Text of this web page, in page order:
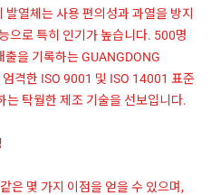
열체는 사용 편의성과 과열을 방지
으로 특히 인기가 높습니다. 500명
출을 기록하는 GUANGDONG
격한 ISO 9001 및 ISO 14001 표준
는 탁월한 제조 기술을 선보입니다.
은 몇 가지 이점을 얻을 수 있으며,